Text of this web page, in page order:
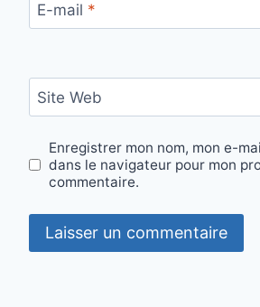
E-mail *
Site Web
Enregistrer mon nom, mon e-
dans le navigateur pour mon
commentaire.